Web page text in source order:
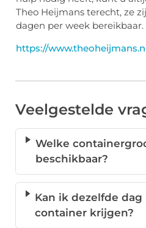
Theo Heijmans terecht, ze
dagen per week bereikbaar.
https://
Veelgestelde
Welke
beschikbaar?
Kan ik dezelfde dag
container krijgen?